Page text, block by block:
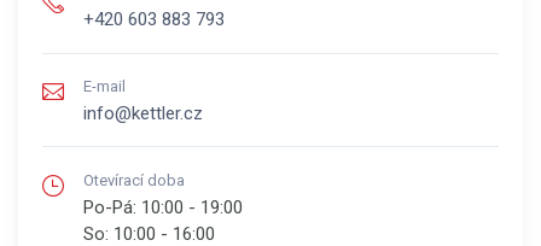
+420 603 883 793
E-mail
info@kettler.cz
Otevírací doba
Po-Pá: 10:00 - 19:00
So: 10:00 - 16:00